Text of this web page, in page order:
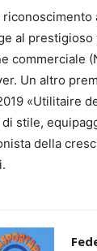
al prestigioso
commerciale
Un altro
«Utilitaire
stile,
della